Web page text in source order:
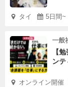
タイ 5日間~
一般
【
ンテ
オンライン開催